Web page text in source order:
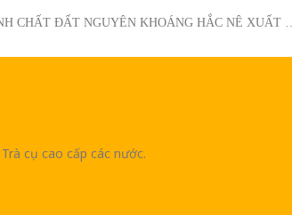
CHẤT ĐẤT NGUYÊN KHOÁNG HẮC NÊ XUẤT …
cụ cao cấp các nước.